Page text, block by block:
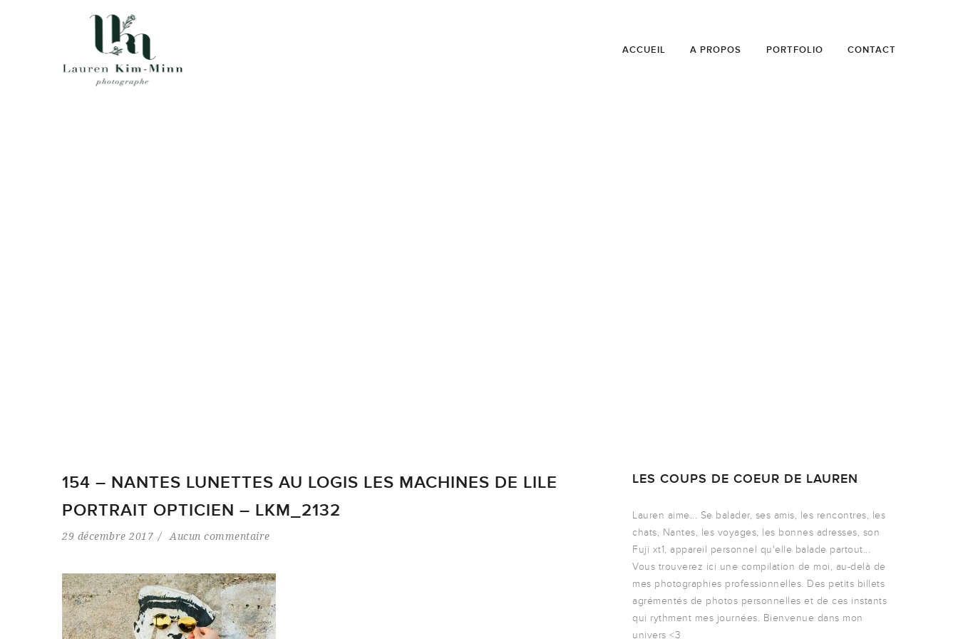
ACCUEIL A PROPOS PORTFOLIO CONTACT
154 – NANTES LUNETTES AU LOGIS LES MACHINES DE LILE
PORTRAIT OPTICIEN – LKM_2132
29 décembre 2017 Aucun commentaire
LES COUPS DE COEUR DE LAUREN
Lauren aime... Se balader, ses amis, les rencontres, les
chats, Nantes, les voyages, les bonnes adresses, son
Fuji xt1, appareil personnel qu'elle balade partout...
Vous trouverez ici une compilation de moi, au-delà de
mes photographies professionnelles. Des petits billets
agrémentés de photos personnelles et de ces instants
qui rythment mes journées. Bienvenue dans mon
univers <3